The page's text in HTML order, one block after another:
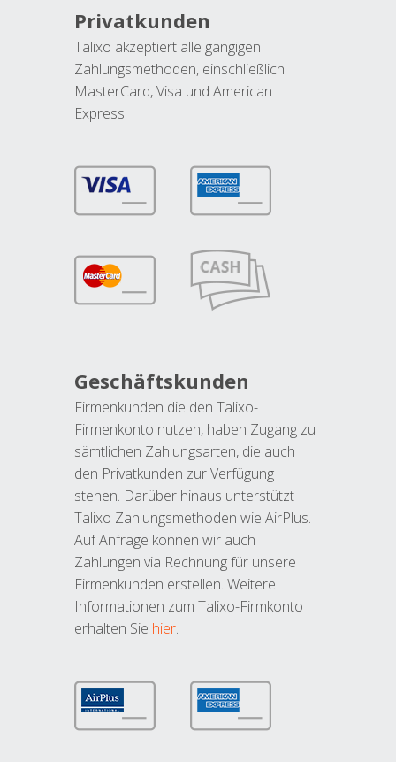
Privatkunden
Talixo akzeptiert alle gängigen
Zahlungsmethoden, einschließlich
MasterCard, Visa und American
Express.
Geschäftskunden
Firmenkunden die den Talixo-
Firmenkonto nutzen, haben Zugang zu
sämtlichen Zahlungsarten, die auch
den Privatkunden zur Verfügung
stehen. Darüber hinaus unterstützt
Talixo Zahlungsmethoden wie AirPlus.
Auf Anfrage können wir auch
Zahlungen via Rechnung für unsere
Firmenkunden erstellen. Weitere
Informationen zum Talixo-Firmkonto
erhalten Sie hier.